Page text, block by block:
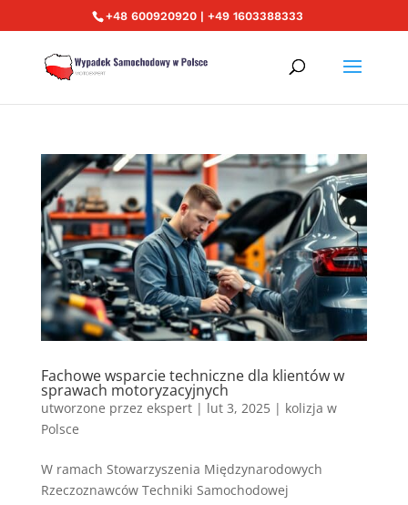
+48 600920920 | +49 1603388333
Fachowe wsparcie techniczne dla klientów w
sprawach motoryzacyjnych
utworzone przez ekspert| lut 3, 2025| kolizja w
Polsce
W ramach Stowarzyszenia Międzynarodowych
Rzeczoznawców Techniki Samochodowej